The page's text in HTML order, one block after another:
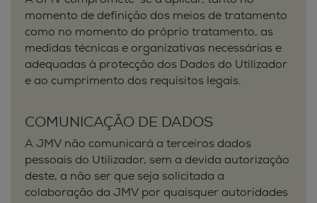
momento de definição dos meios de tratamento
como no momento do próprio tratamento, as
medidas técnicas e organizativas necessárias e
adequadas à protecção dos Dados do Utilizador
e ao cumprimento dos requisitos legais.
COMUNICAÇÃO DE DADOS
A JMV não comunicará a terceiros dados
pessoais do Utilizador, sem a devida autorização
deste, a não ser que seja solicitada a
colaboração da JMV por quaisquer autoridades